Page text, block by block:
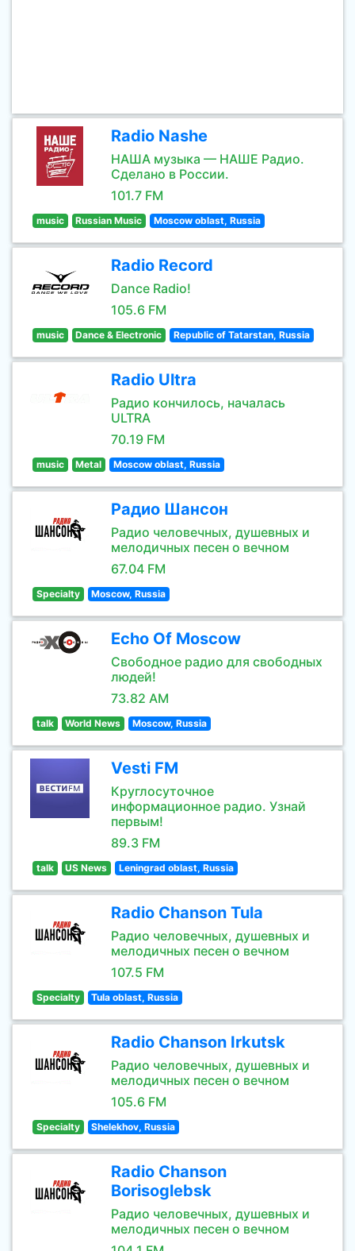
Radio Nashe
НАША музыка — НАШЕ Радио.
Сделано в России.
101.7 FM
music Russian Music Moscow oblast, Russia
Radio Record
Dance Radio!
105.6 FM
music Dance & Electronic Republic of Tatarstan, Russia
Radio Ultra
Радио кончилось, началась
ULTRA
70.19 FM
music Metal Moscow oblast, Russia
Радио Шансон
Радио человечных, душевных и
мелодичных песен о вечном
67.04 FM
Specialty Moscow, Russia
Echo Of Moscow
Свободное радио для свободных
людей!
73.82 AM
talk World News Moscow, Russia
Vesti FM
Круглосуточное
информационное радио. Узнай
первым!
89.3 FM
talk US News Leningrad oblast, Russia
Radio Chanson Tula
Радио человечных, душевных и
мелодичных песен о вечном
107.5 FM
Specialty Tula oblast, Russia
Radio Chanson Irkutsk
Радио человечных, душевных и
мелодичных песен о вечном
105.6 FM
Specialty Shelekhov, Russia
Radio Chanson
Borisoglebsk
Радио человечных, душевных и
мелодичных песен о вечном